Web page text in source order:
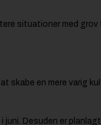
situationer med
skabe en mere varig
Desuden er